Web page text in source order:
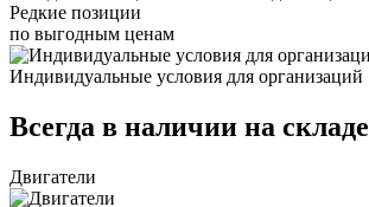
Редкие позиции
по выгодным ценам
Индивидуальные условия для организаций
Всегда в наличии на складе
Двигатели